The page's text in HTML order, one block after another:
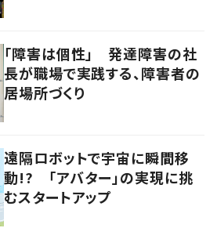
「障害は個性」 発達障害の社
長が職場で実践する、障害者の
居場所づくり
遠隔ロボットで宇宙に瞬間移
動!? 「アバター」の実現に挑
むスタートアップ